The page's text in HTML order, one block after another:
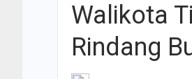
Walikota
Rindang